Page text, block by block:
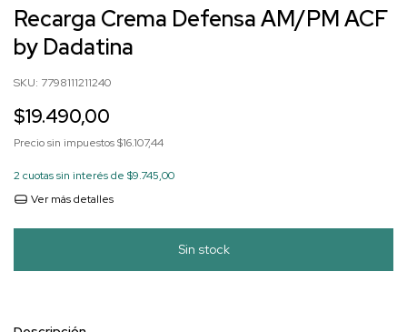
Recarga Crema Defensa AM/PM ACF
by Dadatina
SKU: 7798111211240
$19.490,00
Precio sin impuestos$16.107,44
2 cuotas sin interés de $9.745,00
Ver más detalles